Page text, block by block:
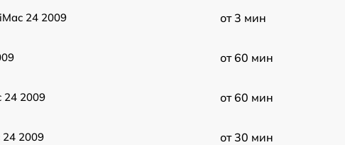
24 2009 от 3 мин
от 60 мин
24 2009 от 60 мин
24 2009 от 30 мин